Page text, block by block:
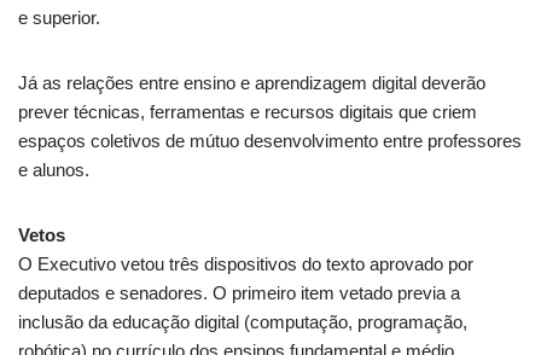
e superior.
Já as relações entre ensino e aprendizagem digital deverão
prever técnicas, ferramentas e recursos digitais que criem
espaços coletivos de mútuo desenvolvimento entre professores
e alunos.
Vetos
O Executivo vetou três dispositivos do texto aprovado por
deputados e senadores. O primeiro item vetado previa a
inclusão da educação digital (computação, programação,
robótica) no currículo dos ensinos fundamental e médio.